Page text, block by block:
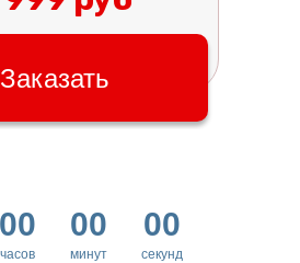
Заказать
00
часов
00
минут
00
секунд